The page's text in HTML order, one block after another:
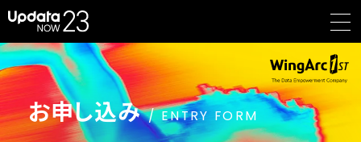
お申し込み/ ENTRY FORM